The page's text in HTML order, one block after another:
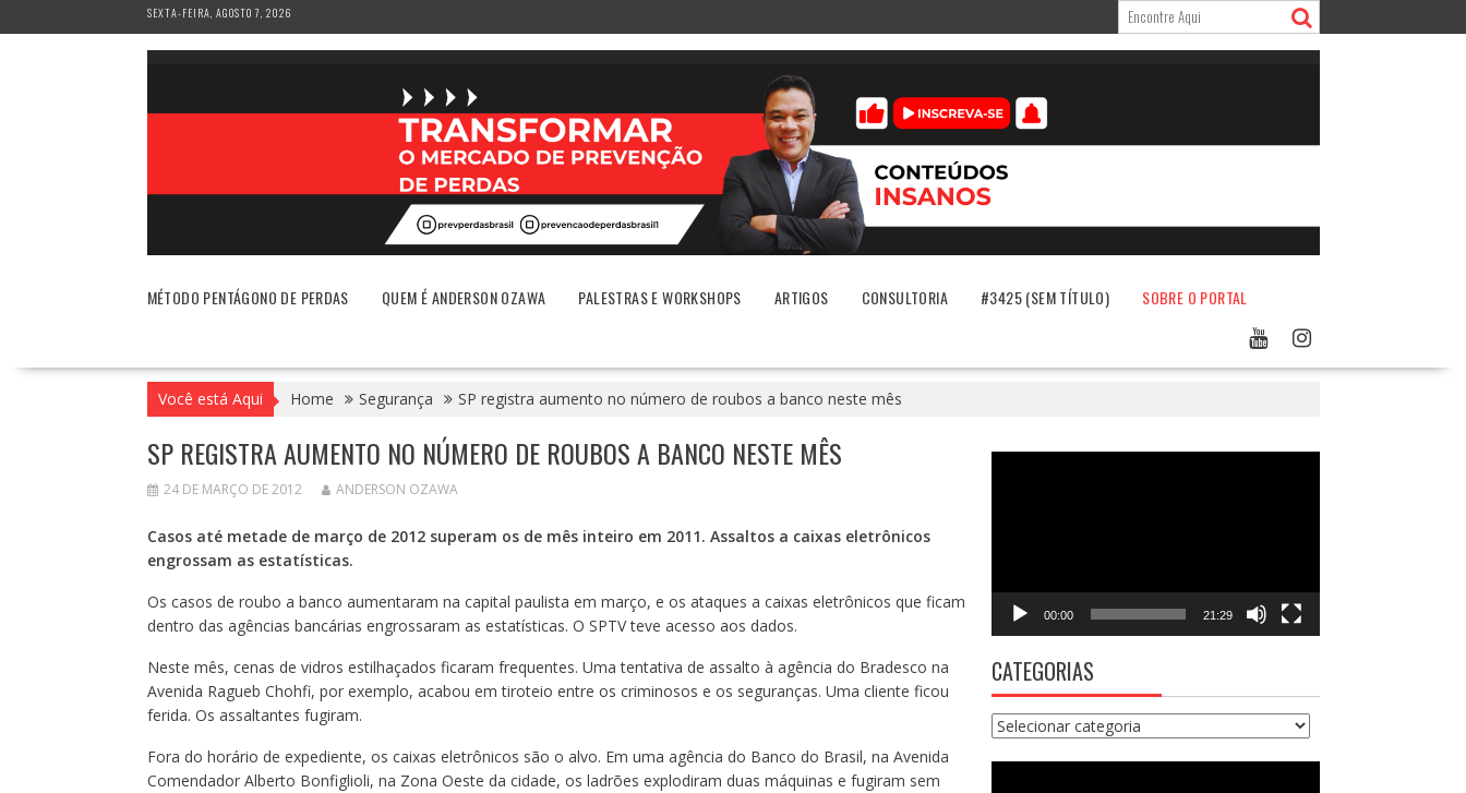
to
SEXTA-FEIRA, AGOSTO 7, 2026
MÉTODO PENTÁGONO DE PERDAS QUEM É ANDERSON OZAWA PALESTRAS E WORKSHOPS ARTIGOS CONSULTORIA #3425 (SEM TÍTULO) SOBRE O PORTAL
Você está Aqui Home Segurança SP registra aumento no número de roubos a banco neste mês
SP REGISTRA AUMENTO NO NÚMERO DE ROUBOS A BANCO NESTE MÊS
24 DE MARÇO DE 2012 ANDERSON OZAWA
Casos até metade de março de 2012 superam os de mês inteiro em 2011. Assaltos a caixas eletrônicos
engrossam as estatísticas.
Os casos de roubo a banco aumentaram na capital paulista em março, e os ataques a caixas eletrônicos que ficam
dentro das agências bancárias engrossaram as estatísticas. O SPTV teve acesso aos dados.
Neste mês, cenas de vidros estilhaçados ficaram frequentes. Uma tentativa de assalto à agência do Bradesco na
Avenida Ragueb Chohfi, por exemplo, acabou em tiroteio entre os criminosos e os seguranças. Uma cliente ficou
ferida. Os assaltantes fugiram.
Fora do horário de expediente, os caixas eletrônicos são o alvo. Em uma agência do Banco do Brasil, na Avenida
Comendador Alberto Bonfiglioli, na Zona Oeste da cidade, os ladrões explodiram duas máquinas e fugiram sem
00:00 21:29
CATEGORIAS
Categorias